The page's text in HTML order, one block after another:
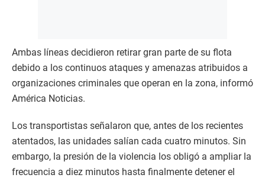
Ambas líneas decidieron retirar gran parte de su flota
debido a los continuos ataques y amenazas atribuidos a
organizaciones criminales que operan en la zona, informó
América Noticias.
Los transportistas señalaron que, antes de los recientes
atentados, las unidades salían cada cuatro minutos. Sin
embargo, la presión de la violencia los obligó a ampliar la
frecuencia a diez minutos hasta finalmente detener el